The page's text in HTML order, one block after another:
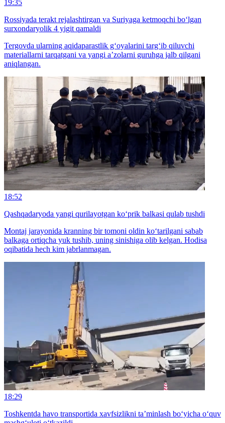
19:35
Rossiyada terakt rejalashtirgan va Suriyaga ketmoqchi bo‘lgan
surxondaryolik 4 yigit qamaldi
Tergovda ularning aqidaparastlik g‘oyalarini targ‘ib qiluvchi
materiallarni tarqatgani va yangi a’zolarni guruhga jalb qilgani
aniqlangan.
18:52
Qashqadaryoda yangi qurilayotgan ko‘prik balkasi qulab tushdi
Montaj jarayonida kranning bir tomoni oldin ko‘tarilgani sabab
balkaga ortiqcha yuk tushib, uning sinishiga olib kelgan. Hodisa
oqibatida hech kim jabrlanmagan.
18:29
Toshkentda havo transportida xavfsizlikni ta’minlash bo‘yicha o‘quv